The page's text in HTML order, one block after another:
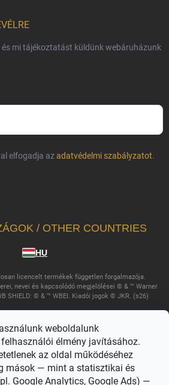
weboldalunk
élmény javításához.
az oldal működéséhez
mások — mint a statisztikai és
Google Analytics, Google Ads) —
és mi tájékoztatást küldünk webáruházunk
elfogadja azadatvédelmi szabályzatot.
/ OTHER COUNTRIES
HU
licencelt termékek független forgalmazója.
nevei és kapcsolódó megjelölései © & ™ Warner
SHIELD: © & ™ WBEI. Kiadói jogok © JKR. (s26)